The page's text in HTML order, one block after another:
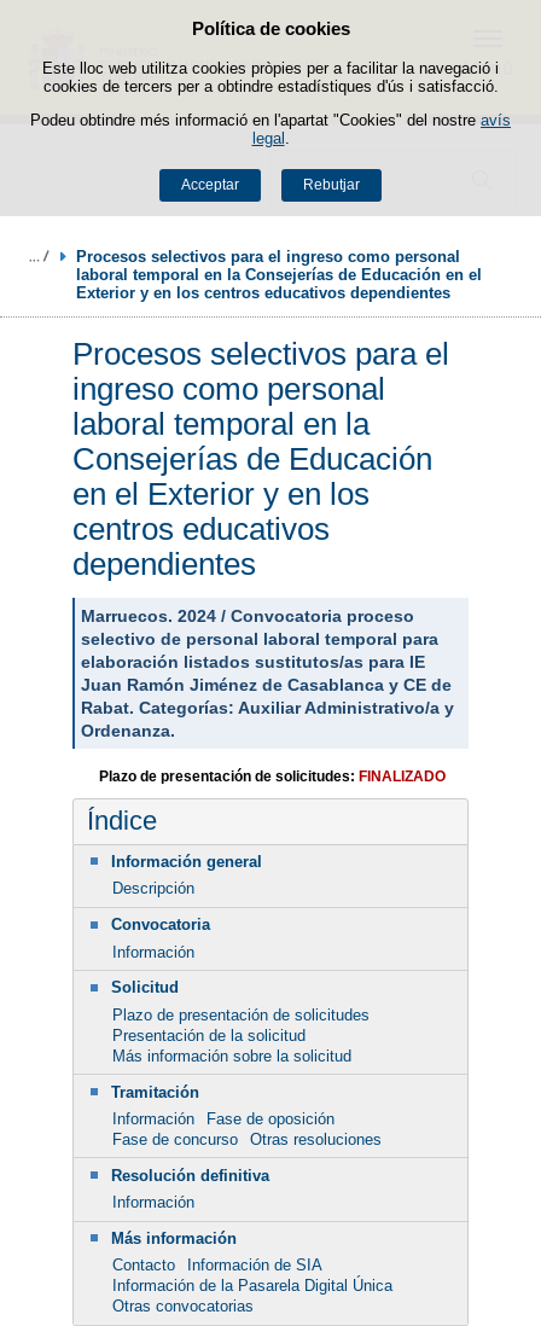
Política de cookies
Este lloc web utilitza cookies pròpies per a facilitar la navegació i
cookies de tercers per a obtindre estadístiques d'ús i satisfacció.
Podeu obtindre més informació en l'apartat "Cookies" del nostre avís
legal
Acceptar Rebutjar
Passar al contingut
Buscador
Menú
Procesos selectivos para el ingreso como personal
laboral temporal en la Consejerías de Educación en el
Exterior y en los centros educativos dependientes
Procesos selectivos para el
ingreso como personal
laboral temporal en la
Consejerías de Educación
en el Exterior y en los
centros educativos
dependientes
Marruecos. 2024 / Convocatoria proceso
selectivo de personal laboral temporal para
elaboración listados sustitutos/as para IE
Juan Ramón Jiménez de Casablanca y CE de
Rabat. Categorías: Auxiliar Administrativo/a y
Ordenanza.
Plazo de presentación de solicitudes: FINALIZADO
Índice
Información general
Descripción
Convocatoria
Información
Solicitud
Plazo de presentación de solicitudes
Presentación de la solicitud
Más información sobre la solicitud
Tramitación
Información
Fase de oposición
Fase de concurso
Otras resoluciones
Resolución definitiva
Información
Más información
Contacto
Información de SIA
Información de la Pasarela Digital Única
Otras convocatorias